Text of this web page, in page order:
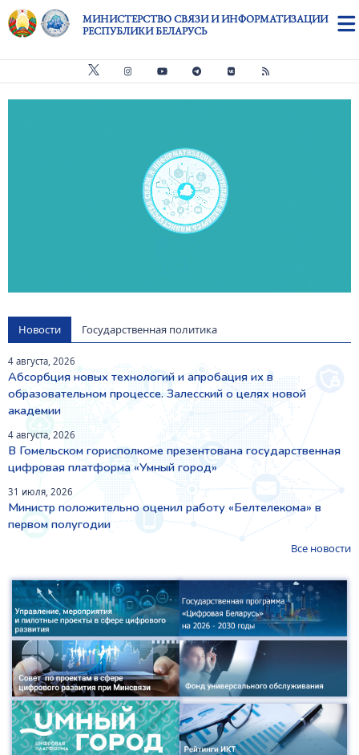
Перейти к основному содержанию
МИНИСТЕРСТВО СВЯЗИ И ИНФОРМАТИЗАЦИИ
РЕСПУБЛИКИ БЕЛАРУСЬ
Новости Государственная политика
4 августа, 2026
Абсорбция новых технологий и апробация их в
образовательном процессе. Залесский о целях новой
академии
4 августа, 2026
В Гомельском горисполкоме презентована государственная
цифровая платформа «Умный город»
31 июля, 2026
Министр положительно оценил работу «Белтелекома» в
первом полугодии
Все новости